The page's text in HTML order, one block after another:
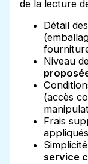
de la lecture
Détail
Niveau
(accès
Frais
service